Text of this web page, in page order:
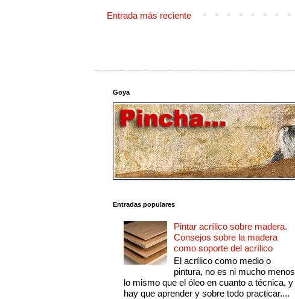
Entrada más reciente
Goya
Entradas populares
Pintar acrílico sobre madera.
Consejos sobre la madera
como soporte del acrílico
El acrílico como medio o
pintura, no es ni mucho menos
lo mismo que el óleo en cuanto a técnica, y
hay que aprender y sobre todo practicar....